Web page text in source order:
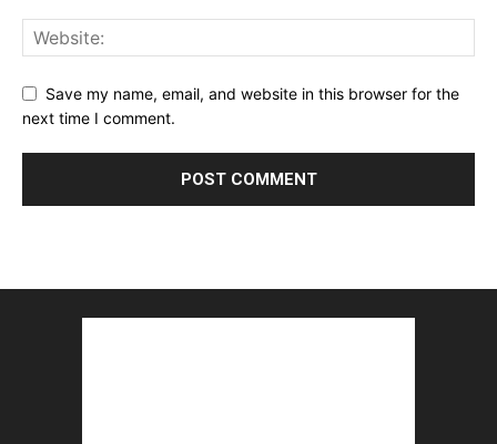
Save my name, email, and website in this browser for the
next time I comment.